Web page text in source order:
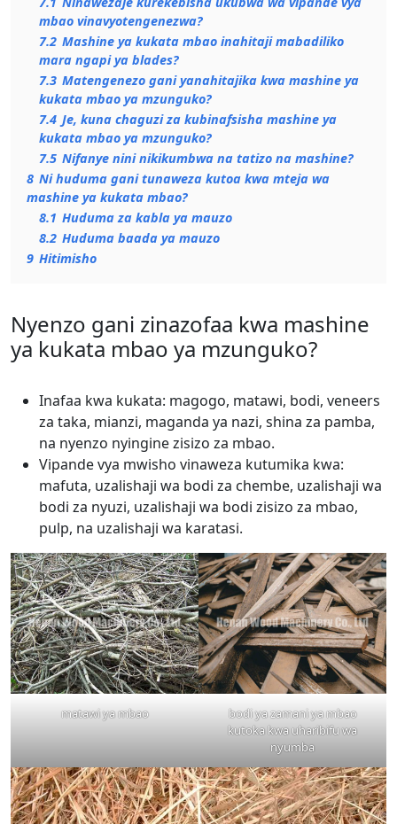
mbao vinavyotengenezwa?
7.2 Mashine ya kukata mbao inahitaji mabadiliko
mara ngapi ya blades?
7.3 Matengenezo gani yanahitajika kwa mashine ya
kukata mbao ya mzunguko?
7.4 Je, kuna chaguzi za kubinafsisha mashine ya
kukata mbao ya mzunguko?
7.5 Nifanye nini nikikumbwa na tatizo na mashine?
8 Ni huduma gani tunaweza kutoa kwa mteja wa
mashine ya kukata mbao?
8.1 Huduma za kabla ya mauzo
8.2 Huduma baada ya mauzo
9 Hitimisho
Nyenzo gani zinazofaa kwa mashine
ya kukata mbao ya mzunguko?
Inafaa kwa kukata: magogo, matawi, bodi, veneers
za taka, mianzi, maganda ya nazi, shina za pamba,
na nyenzo nyingine zisizo za mbao.
Vipande vya mwisho vinaweza kutumika kwa:
mafuta, uzalishaji wa bodi za chembe, uzalishaji wa
bodi za nyuzi, uzalishaji wa bodi zisizo za mbao,
pulp, na uzalishaji wa karatasi.
matawi ya mbao
bodi ya zamani ya mbao
kutoka kwa uharibifu wa
nyumba